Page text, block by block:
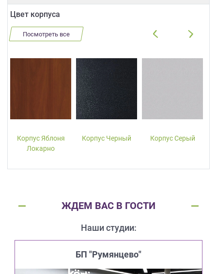
Цвет корпуса
Посмотреть все
Корпус Яблоня
Локарно
Корпус Черный Корпус Серый
ЖДЕМ ВАС В ГОСТИ
Наши студии:
БП "Румянцево"